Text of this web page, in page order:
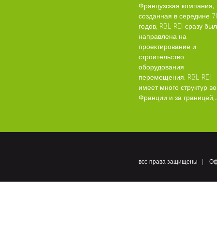
Французская компания,
созданная в середине
годов, RBL-REI сразу
направлена на
проектирование и
строительство
оборудования
перемещения. RBL-REI
имеет много структур во
Франции и за
все права защищены